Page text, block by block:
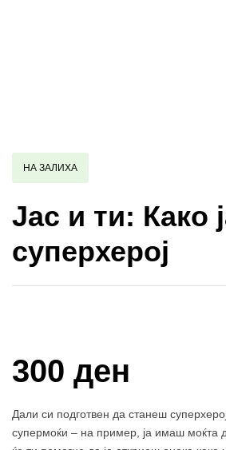
НА ЗАЛИХА
Јас и ти: Како
суперхерој
300 ден
Дали си подготвен да станеш
супермоќи – на пример, ја имаш моќта